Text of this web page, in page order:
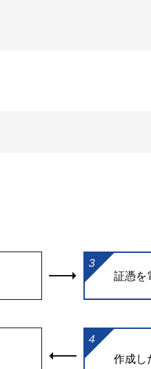
3
証憑を
4
作成し